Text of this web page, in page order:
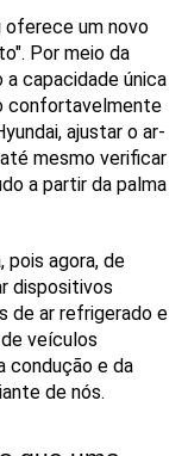
oferece um novo
Por meio da
capacidade única
confortavelmente
ajustar o ar-
mesmo verificar
a partir da palma
pois agora, de
dispositivos
de ar refrigerado e
veículos
condução e da
de nós.